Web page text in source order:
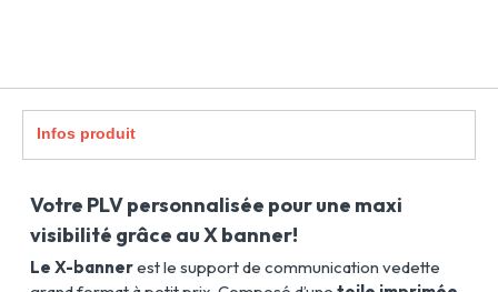
Infos produit
Votre PLV personnalisée pour une maxi
visibilité grâce au X banner!
Le X-bannerest le support de communication vedette